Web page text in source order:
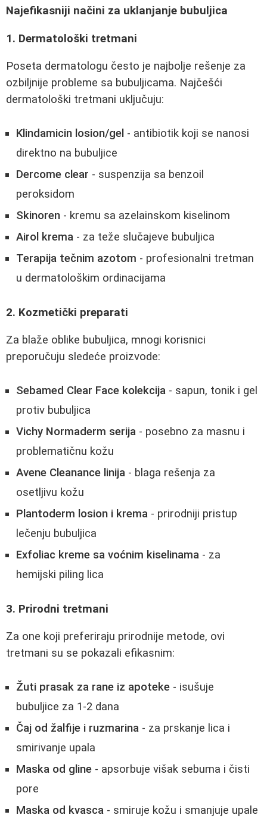
Najefikasniji načini za uklanjanje bubuljica
1. Dermatološki tretmani
Poseta dermatologu često je najbolje rešenje za
ozbiljnije probleme sa bubuljicama. Najčešći
dermatološki tretmani uključuju:
Klindamicin losion/gel - antibiotik koji se nanosi
direktno na bubuljice
Dercome clear - suspenzija sa benzoil
peroksidom
Skinoren - kremu sa azelainskom kiselinom
Airol krema - za teže slučajeve bubuljica
Terapija tečnim azotom - profesionalni tretman
u dermatološkim ordinacijama
2. Kozmetički preparati
Za blaže oblike bubuljica, mnogi korisnici
preporučuju sledeće proizvode:
Sebamed Clear Face kolekcija - sapun, tonik i gel
protiv bubuljica
Vichy Normaderm serija - posebno za masnu i
problematičnu kožu
Avene Cleanance linija - blaga rešenja za
osetljivu kožu
Plantoderm losion i krema - prirodniji pristup
lečenju bubuljica
Exfoliac kreme sa voćnim kiselinama - za
hemijski piling lica
3. Prirodni tretmani
Za one koji preferiraju prirodnije metode, ovi
tretmani su se pokazali efikasnim:
Žuti prasak za rane iz apoteke - isušuje
bubuljice za 1-2 dana
Čaj od žalfije i ruzmarina - za prskanje lica i
smirivanje upala
Maska od gline - apsorbuje višak sebuma i čisti
pore
Maska od kvasca - smiruje kožu i smanjuje upale